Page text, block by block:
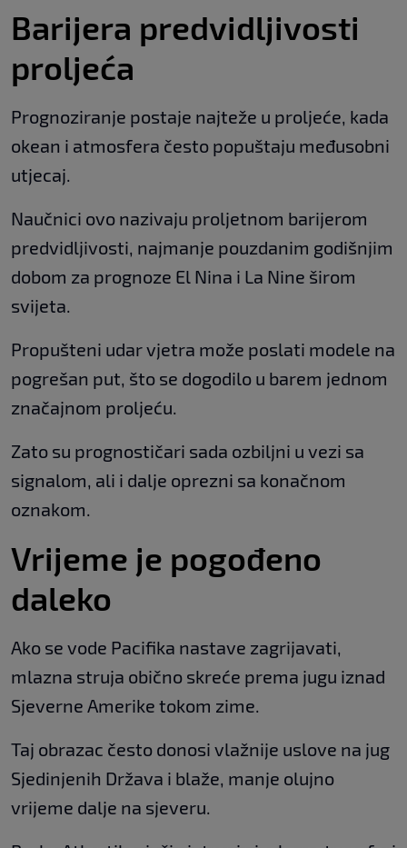
Barijera predvidljivosti
proljeća
Prognoziranje postaje najteže u proljeće, kada
okean i atmosfera često popuštaju međusobni
utjecaj.
Naučnici ovo nazivaju proljetnom barijerom
predvidljivosti, najmanje pouzdanim godišnjim
dobom za prognoze El Nina i La Nine širom
svijeta.
Propušteni udar vjetra može poslati modele na
pogrešan put, što se dogodilo u barem jednom
značajnom proljeću.
Zato su prognostičari sada ozbiljni u vezi sa
signalom, ali i dalje oprezni sa konačnom
oznakom.
Vrijeme je pogođeno
daleko
Ako se vode Pacifika nastave zagrijavati,
mlazna struja obično skreće prema jugu iznad
Sjeverne Amerike tokom zime.
Taj obrazac često donosi vlažnije uslove na jug
Sjedinjenih Država i blaže, manje olujno
vrijeme dalje na sjeveru.